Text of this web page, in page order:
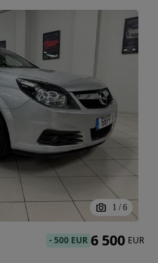
1 / 6
-500 EUR 6 500 EUR